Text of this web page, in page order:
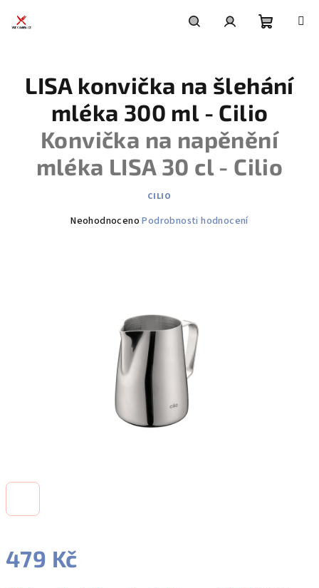
košík
479 Kč
LISA konvička na šlehání
mléka 300 ml - Cilio
Konvička na napěnění
mléka LISA 30 cl - Cilio
CILIO
Průměrné
Neohodnoceno Podrobnosti hodnocení